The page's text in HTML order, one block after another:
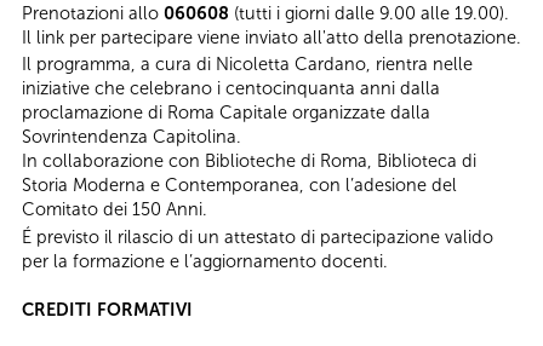
Prenotazioni allo 060608 (tutti i giorni dalle 9.00 alle 19.00).
Il link per partecipare viene inviato all'atto della prenotazione.
Il programma, a cura di Nicoletta Cardano, rientra nelle
iniziative che celebrano i centocinquanta anni dalla
proclamazione di Roma Capitale organizzate dalla
Sovrintendenza Capitolina.
In collaborazione con Biblioteche di Roma, Biblioteca di
Storia Moderna e Contemporanea, con l’adesione del
Comitato dei 150 Anni.
É previsto il rilascio di un attestato di partecipazione valido
per la formazione e l’aggiornamento docenti.
CREDITI FORMATIVI